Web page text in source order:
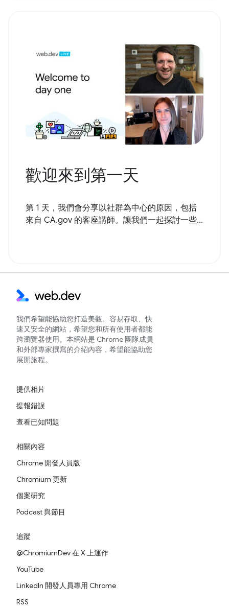
歡迎來到第一天
第 1 天，我們會分享以社群為中心的原因，包括
來自 CA.gov 的客座講師。讓我們一起探討一些...
我們希望能協助您打造美觀、容易存取、快
速又安全的網站，希望您和所有使用者都能
跨瀏覽器使用。本網站是 Chrome 團隊成員
和外部專家撰寫的介紹內容，希望能協助您
展開旅程。
提供相片
提報錯誤
查看已知問題
相關內容
Chrome 開發人員版
Chromium 更新
個案研究
Podcast 與節目
追蹤
@ChromiumDev 在 X 上運作
YouTube
LinkedIn 開發人員專用 Chrome
RSS